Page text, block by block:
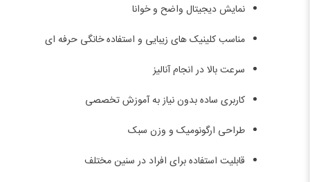
نمایش دیجیتال واضح و خوانا
مناسب کلینیک های زیبایی و استفاده خانگی حرفه ای
سرعت بالا در انجام آنالیز
کاربری ساده بدون نیاز به آموزش تخصصی
طراحی ارگونومیک و وزن سبک
قابلیت استفاده برای افراد در سنین مختلف